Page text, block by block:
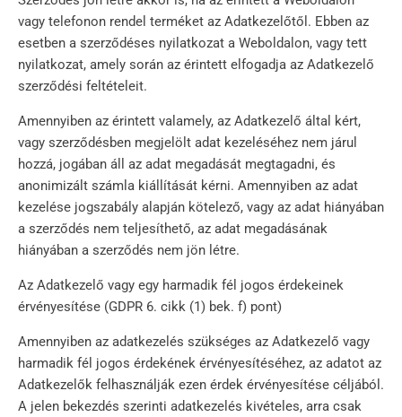
vagy telefonon rendel terméket az Adatkezelőtől. Ebben az
esetben a szerződéses nyilatkozat a Weboldalon, vagy tett
nyilatkozat, amely során az érintett elfogadja az Adatkezelő
szerződési feltételeit.
Amennyiben az érintett valamely, az Adatkezelő által kért,
vagy szerződésben megjelölt adat kezeléséhez nem járul
hozzá, jogában áll az adat megadását megtagadni, és
anonimizált számla kiállítását kérni. Amennyiben az adat
kezelése jogszabály alapján kötelező, vagy az adat hiányában
a szerződés nem teljesíthető, az adat megadásának
hiányában a szerződés nem jön létre.
Az Adatkezelő vagy egy harmadik fél jogos érdekeinek
érvényesítése (GDPR 6. cikk (1) bek. f) pont)
Amennyiben az adatkezelés szükséges az Adatkezelő vagy
harmadik fél jogos érdekének érvényesítéséhez, az adatot az
Adatkezelők felhasználják ezen érdek érvényesítése céljából.
A jelen bekezdés szerinti adatkezelés kivételes, arra csak